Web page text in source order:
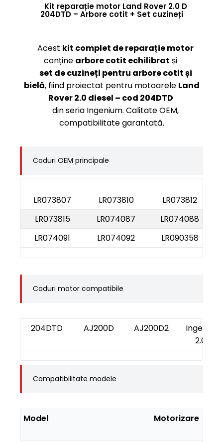
Kit reparație motor Land Rover 2.0 D
204DTD – Arbore cotit + Set cuzineți
Acest kit complet de reparație motor
conține arbore cotit echilibrat și
set de cuzineți pentru arbore cotit și
bielă, fiind proiectat pentru motoarele Land
Rover 2.0 diesel – cod 204DTD
din seria Ingenium. Calitate OEM,
compatibilitate garantată.
Coduri OEM principale
LR073807 LR073810
LR073812
LR073815
LR074087
LR074088
LR074091
LR074092 LR090358
Coduri motor compatibile
204DTD AJ200D AJ200D2
Ingenium
2.0D
Compatibilitate modele
Model Motorizare